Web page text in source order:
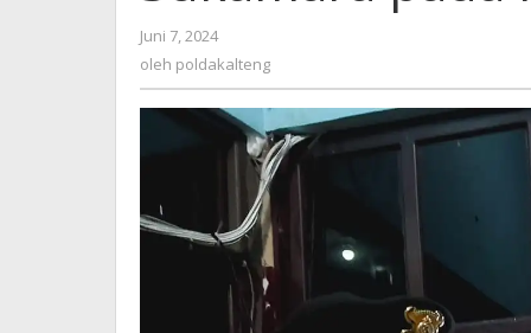
Juni 7, 2024
poldakalteng
oleh poldakalteng